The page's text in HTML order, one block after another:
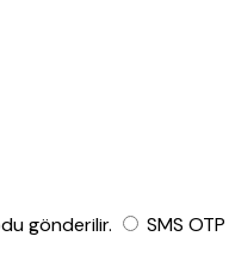
gönderilir. SMS OTP